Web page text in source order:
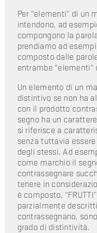
Per "elementi" di un
intendono, ad
compongono la
prendiamo ad
composto dalle parole
entrambe "elementi"
Un elemento di un
distintivo se non ha
con il prodotto
segno ha un
si riferisce a
senza tuttavia
degli stessi. Ad
come marchio il
contrassegnare
tenere in
è composto,
parzialmente
contrassegnano,
grado di distintività.